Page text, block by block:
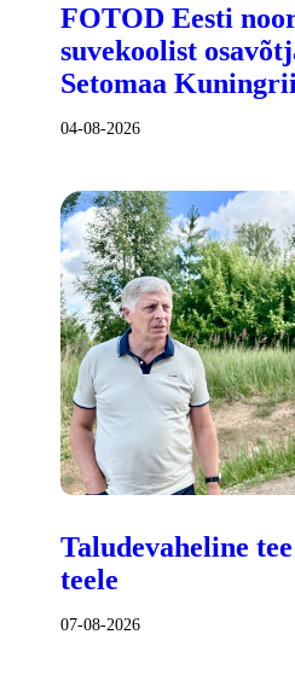
FOTOD Eesti
suvekoolist
Setomaa
04-08-2026
Taludevaheline
teele
07-08-2026